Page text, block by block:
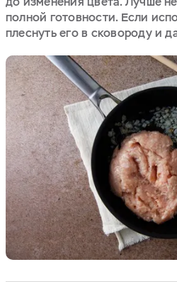
полной готовности. Если
плеснуть его в сковороду и